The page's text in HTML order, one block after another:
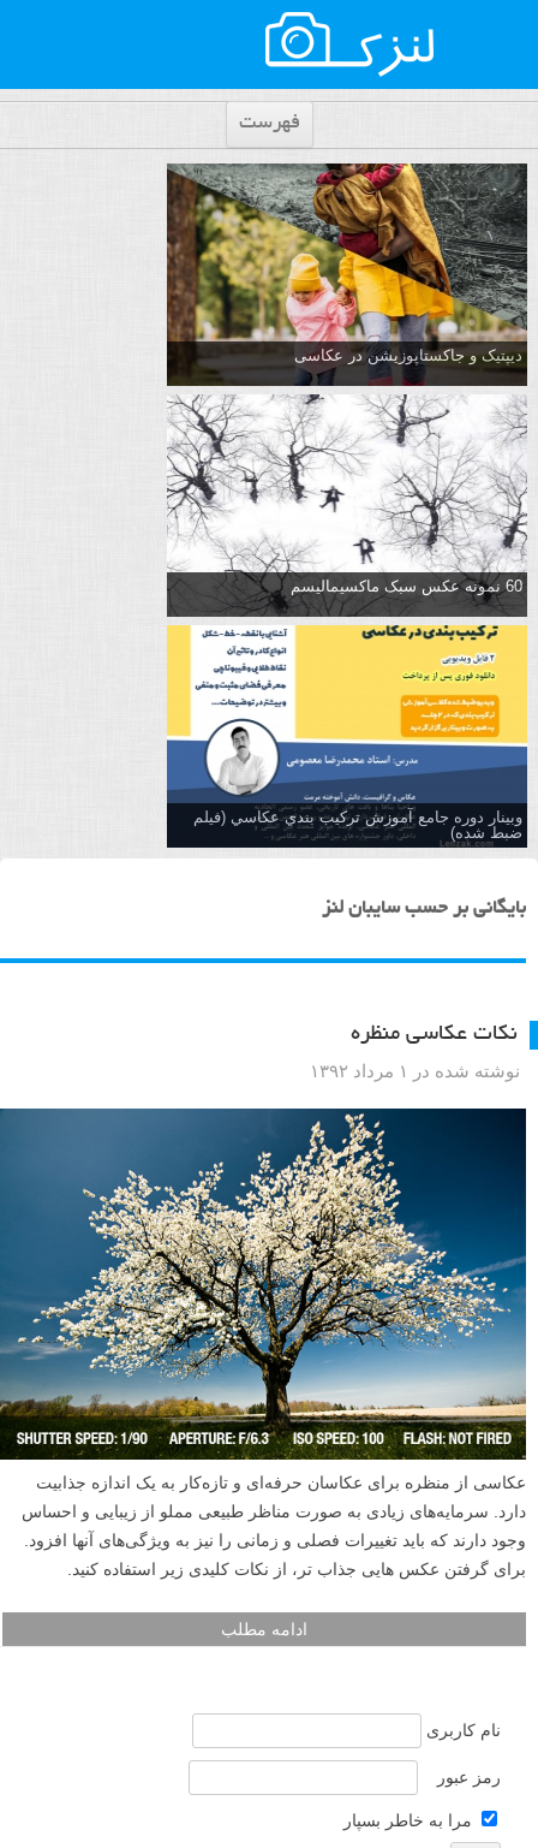
فهرست
دیپتیک و جاکستا‌پوزیشن در عکاسی
60 نمونه عکس سبک ماکسیمالیسم
وبینار دوره جامع آموزش تركيب بندي عكاسي (فیلم
ضبط شده)
بایگانی بر حسب سایبان لنز
نکات عکاسی منظره
نوشته شده در ۱ مرداد ۱۳۹۲
عکاسی از منظره برای عکاسان حرفه‌ای و تازه‌کار به یک اندازه جذابیت
دارد. سرمایه‌های زیادی به صورت مناظر طبیعی مملو از زیبایی و احساس
وجود دارند که باید تغییرات فصلی و زمانی را نیز به ویژگی‌های آنها افزود.
برای گرفتن عکس هایی جذاب تر، از نکات کلیدی زیر استفاده کنید.
ادامه مطلب
نام کاربری
رمز عبور
مرا به خاطر بسپار